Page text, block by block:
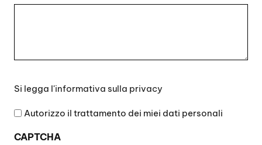
legga
l'informativa
privacy
Si legga l'informativa sulla privacy
Autorizzo il trattamento dei miei dati personali
CAPTCHA